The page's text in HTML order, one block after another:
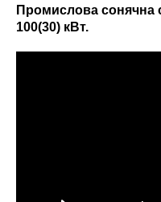
Промислова сонячна
100(30) кВт.